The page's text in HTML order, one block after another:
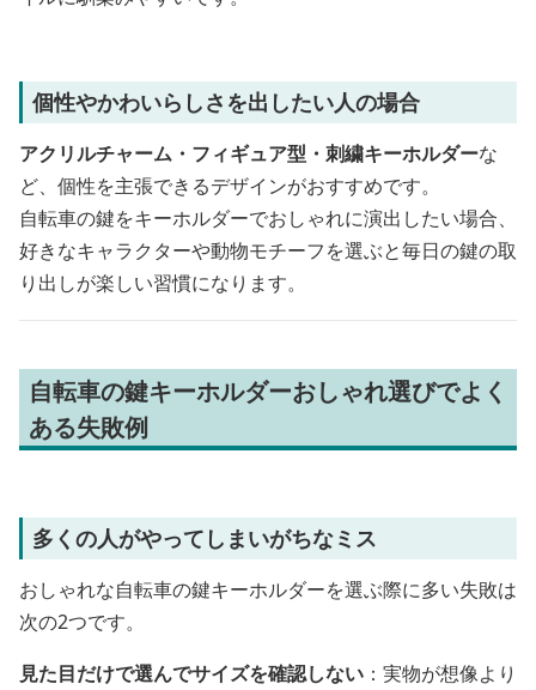
個性やかわいらしさを出したい人の場合
アクリルチャーム・フィギュア型・刺繍キーホルダーな
ど、個性を主張できるデザインがおすすめです。
自転車の鍵をキーホルダーでおしゃれに演出したい場合、
好きなキャラクターや動物モチーフを選ぶと毎日の鍵の取
り出しが楽しい習慣になります。
自転車の鍵キーホルダーおしゃれ選びでよく
ある失敗例
多くの人がやってしまいがちなミス
おしゃれな自転車の鍵キーホルダーを選ぶ際に多い失敗は
次の2つです。
見た目だけで選んでサイズを確認しない ：実物が想像より